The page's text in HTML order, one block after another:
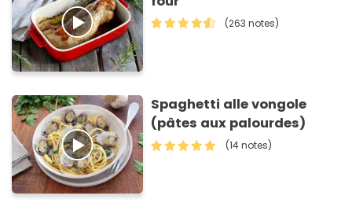
(263 notes)
Spaghetti alle vongole
(pâtes aux palourdes)
(14 notes)